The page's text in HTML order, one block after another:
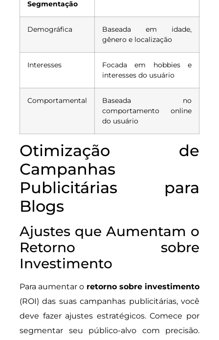
Segmentação
Demográfica
Baseada em idade,
gênero e localização
Interesses
Focada em hobbies e
interesses do usuário
Comportamental
Baseada no
comportamento online
do usuário
Otimização de
Campanhas
Publicitárias para
Blogs
Ajustes que Aumentam o
Retorno sobre
Investimento
Para aumentar o retorno sobre investimento
(ROI) das suas campanhas publicitárias, você
deve fazer ajustes estratégicos. Comece por
segmentar seu público-alvo com precisão.